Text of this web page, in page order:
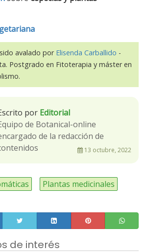
avalado por Elisenda Carballido -
Postgrado en Fitoterapia y máster en
por Editorial
de Botanical-online
de la redacción de
13 octubre, 2022
Plantas medicinales
de interés